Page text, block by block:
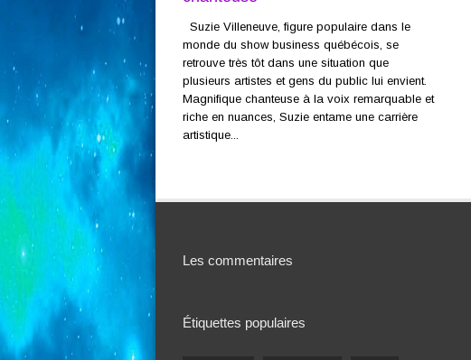
Suzie Villeneuve, figure populaire dans le
monde du show business québécois, se
retrouve très tôt dans une situation que
plusieurs artistes et gens du public lui envient.
Magnifique chanteuse à la voix remarquable et
riche en nuances, Suzie entame une carrière
artistique...
Les commentaires
Étiquettes populaires